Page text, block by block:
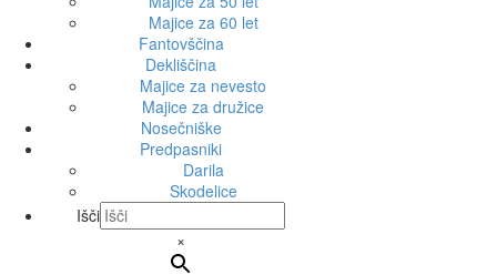
Majice za 60 let
Fantovščina
Dekliščina
Majice za nevesto
Majice za družice
Nosečniške
Predpasniki
Darila
Skodelice
Išči
×